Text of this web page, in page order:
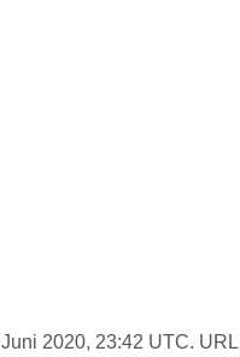
2020, 23:42 UTC.